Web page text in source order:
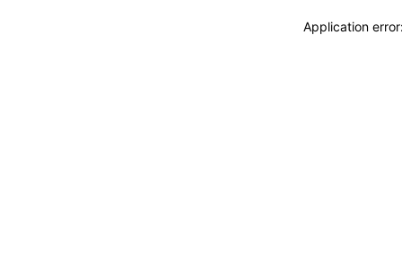
Application